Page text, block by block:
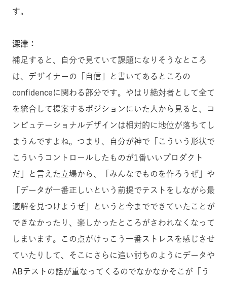
す。
深津：
補足すると、自分で見ていて課題になりそうなところ
は、デザイナーの「自信」と書いてあるところの
confidenceに関わる部分です。やはり絶対者として全て
を統合して提案するポジションにいた人から見ると、コ
ンピュテーショナルデザインは相対的に地位が落ちてし
まうんですよね。つまり、自分が神で「こういう形状で
こういうコントロールしたものが1番いいプロダクト
だ」と言えた立場から、「みんなでものを作ろうぜ」や
「データが一番正しいという前提でテストをしながら最
適解を見つけようぜ」というと今までできていたことが
できなかったり、楽しかったところがさわれなくなって
しまいます。この点がけっこう一番ストレスを感じさせ
ていたりして、そこにさらに追い討ちのようにデータや
ABテストの話が重なってくるのでなかなかそこが「う